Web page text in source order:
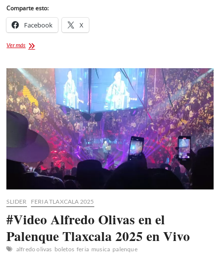
Comparte esto:
Facebook X
Ver másFeria
El
escenario
que
Edén
Muñoz
hizo
vibrar
ediciones
SLIDER FERIA TLAXCALA 2025
#Video Alfredo Olivas en el
Palenque Tlaxcala 2025 en Vivo
alfredo olivas boletos feria musica palenque